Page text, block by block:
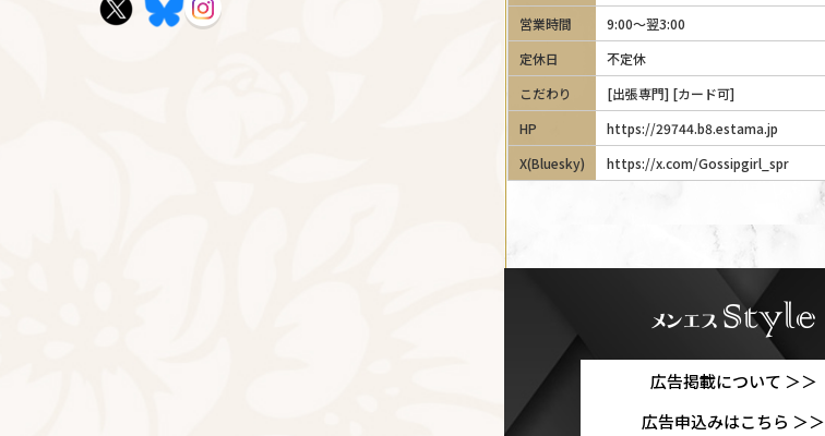
営業時間
9:00～翌3:00
定休日
不定休
こだわり
[出張専門] [カード可]
HP
https://29744.b8.estama.jp
X(Bluesky)
https://x.com/Gossipgirl_spr
広告掲載について ＞＞
広告申込みはこちら ＞＞